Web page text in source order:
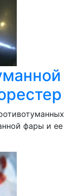
фары и ее